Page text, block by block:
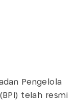
Pengelola
telah resmi